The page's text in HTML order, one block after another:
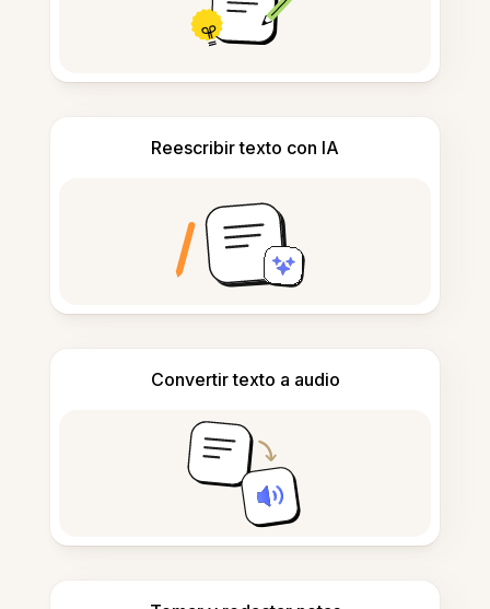
Reescribir texto con IA
Convertir texto a audio